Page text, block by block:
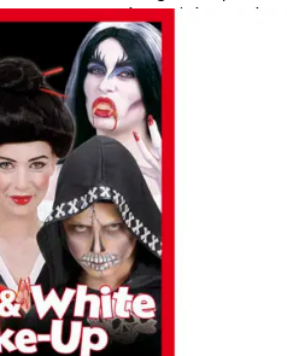
Részletes
leírás
hogy jelmezed
még hitelesebb
legyen a bálon.
A festék
mérgező
anyagokat nem
tartalmaz, így
bátran
rajzolhatsz
arcodra más és
más
karaktereket.
Ár
Darab